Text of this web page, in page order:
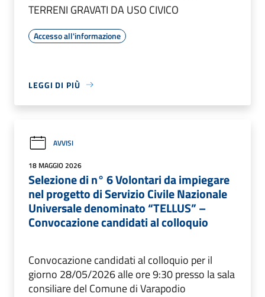
TERRENI GRAVATI DA USO CIVICO
Accesso all'informazione
LEGGI DI PIÙ
AVVISI
18 MAGGIO 2026
Selezione di n° 6 Volontari da impiegare
nel progetto di Servizio Civile Nazionale
Universale denominato “TELLUS” –
Convocazione candidati al colloquio
Convocazione candidati al colloquio per il
giorno 28/05/2026 alle ore 9:30 presso la sala
consiliare del Comune di Varapodio